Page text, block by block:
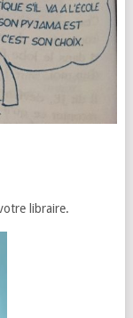
libraire.